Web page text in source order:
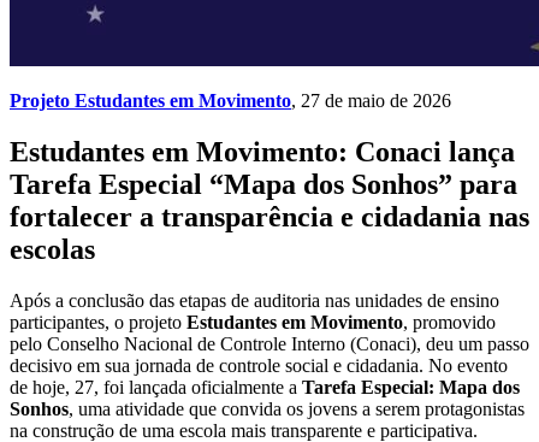
Projeto Estudantes em Movimento, 27 de maio de 2026
Estudantes em Movimento: Conaci lança
Tarefa Especial “Mapa dos Sonhos” para
fortalecer a transparência e cidadania nas
escolas
Após a conclusão das etapas de auditoria nas unidades de ensino
participantes, o projeto Estudantes em Movimento, promovido
pelo Conselho Nacional de Controle Interno (Conaci), deu um passo
decisivo em sua jornada de controle social e cidadania. No evento
de hoje, 27, foi lançada oficialmente a Tarefa Especial: Mapa dos
Sonhos, uma atividade que convida os jovens a serem protagonistas
na construção de uma escola mais transparente e participativa.